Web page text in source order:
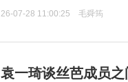
26-07-28 11:00:25 毛舜筠
袁一琦谈丝芭成员